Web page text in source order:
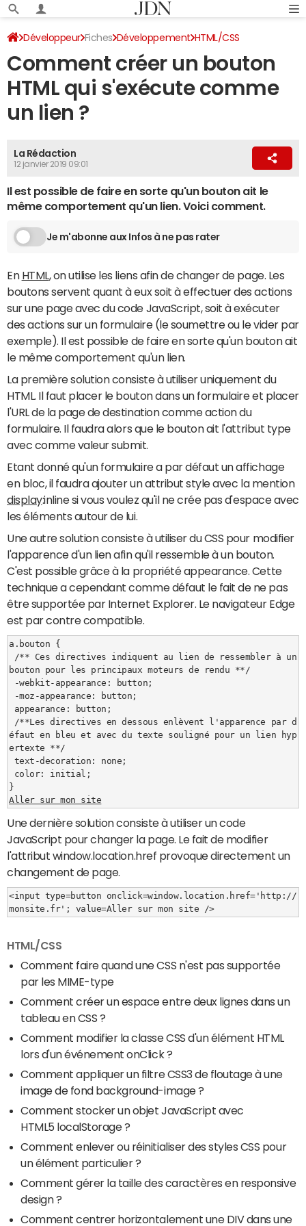
Développeur Fiches Développement HTML/CSS
Comment créer un bouton
HTML qui s'exécute comme
un lien ?
La Rédaction
12 janvier 2019 09:01
Il est possible de faire en sorte qu'un bouton ait le
même comportement qu'un lien. Voici comment.
Je m'abonne aux Infos à ne pas rater
En HTML , on utilise les liens afin de changer de page. Les
boutons servent quant à eux soit à effectuer des actions
sur une page avec du code JavaScript, soit à exécuter
des actions sur un formulaire (le soumettre ou le vider par
exemple). Il est possible de faire en sorte qu'un bouton ait
le même comportement qu'un lien.
La première solution consiste à utiliser uniquement du
HTML. Il faut placer le bouton dans un formulaire et placer
l'URL de la page de destination comme action du
formulaire. Il faudra alors que le bouton ait l'attribut type
avec comme valeur submit.
Etant donné qu'un formulaire a par défaut un affichage
en bloc, il faudra ajouter un attribut style avec la mention
display:inline si vous voulez qu'il ne crée pas d'espace avec
les éléments autour de lui.
Une autre solution consiste à utiliser du CSS pour modifier
l'apparence d'un lien afin qu'il ressemble à un bouton.
C'est possible grâce à la propriété appearance. Cette
technique a cependant comme défaut le fait de ne pas
être supportée par Internet Explorer. Le navigateur Edge
est par contre compatible.
a.bouton {
bouton pour les principaux moteurs de rendu **/
éfaut en bleu et avec du texte souligné pour un lien hyp
ertexte **/
Aller sur mon site
Une dernière solution consiste à utiliser un code
JavaScript pour changer la page. Le fait de modifier
l'attribut window.location.href provoque directement un
changement de page.
<input type=button onclick=window.location.href='http://
monsite.fr'; value=Aller sur mon site />
HTML/CSS
Comment faire quand une CSS n'est pas supportée
par les MIME-type
Comment créer un espace entre deux lignes dans un
tableau en CSS ?
Comment modifier la classe CSS d'un élément HTML
lors d'un événement onClick ?
Comment appliquer un filtre CSS3 de floutage à une
image de fond background-image ?
Comment stocker un objet JavaScript avec
HTML5 localStorage ?
Comment enlever ou réinitialiser des styles CSS pour
un élément particulier ?
Comment gérer la taille des caractères en responsive
design ?
Comment centrer horizontalement une DIV dans une